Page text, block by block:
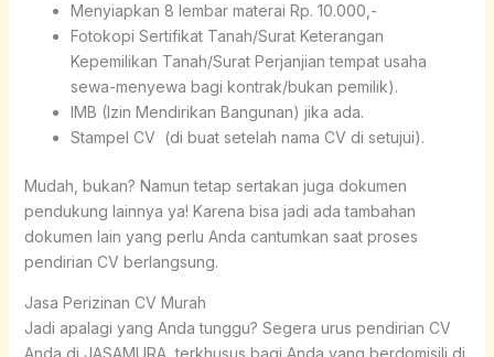
Menyiapkan 8 lembar materai Rp. 10.000,-
Fotokopi Sertifikat Tanah/Surat Keterangan
Kepemilikan Tanah/Surat Perjanjian tempat usaha
sewa-menyewa bagi kontrak/bukan pemilik).
IMB (Izin Mendirikan Bangunan) jika ada.
Stampel CV (di buat setelah nama CV di setujui).
Mudah, bukan? Namun tetap sertakan juga dokumen
pendukung lainnya ya! Karena bisa jadi ada tambahan
dokumen lain yang perlu Anda cantumkan saat proses
pendirian CV berlangsung.
Jasa Perizinan CV Murah
Jadi apalagi yang Anda tunggu? Segera urus pendirian CV
Anda di JASAMURA, terkhusus bagi Anda yang berdomisili di